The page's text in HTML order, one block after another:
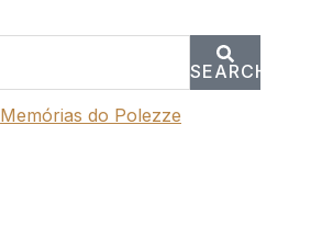
SEARCH
Memórias do Polezze